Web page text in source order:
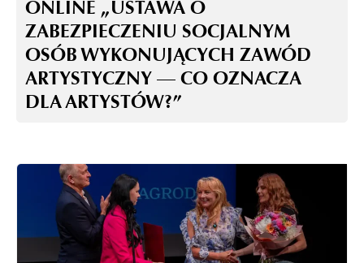
ONLINE „USTAWA O
ZABEZPIECZENIU SOCJALNYM
OSÓB WYKONUJĄCYCH ZAWÓD
ARTYSTYCZNY — CO OZNACZA
DLA ARTYSTÓW?”